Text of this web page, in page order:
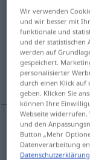
erleben
Übersicht aller
(Für mehr Details
преживявам
преживявам
Wir verwenden
und wir besser mit
funktionale und
und der statistischen
werden auf
gespeichert.
personalisierter
durch einen Klick auf
geben. Klicken Sie
können Ihre
Webseite widerrufen.
und den
Button „Mehr
Datenverarbeitung
Datenschutzerklärung